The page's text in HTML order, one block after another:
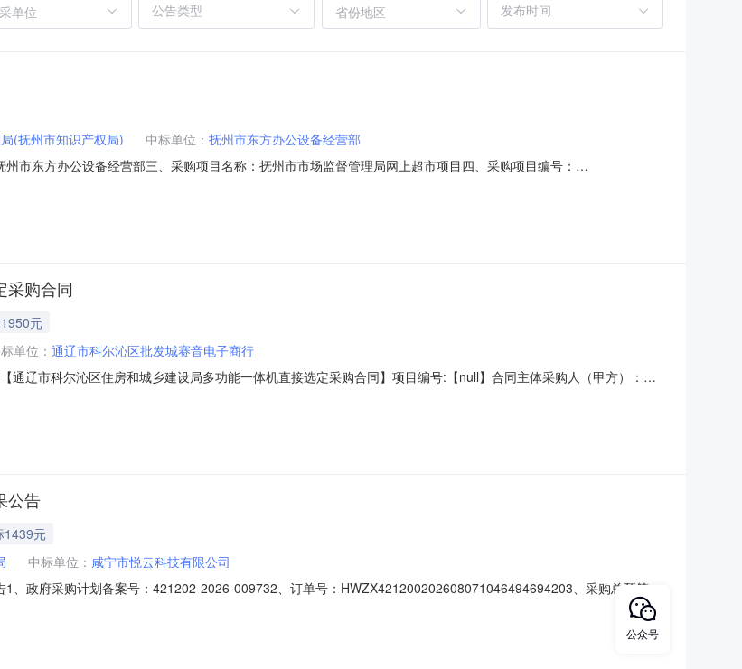
单位 省份地区
(抚州市知识产权局) 中标单位： 抚州市东方办公设备经营部
市东方办公设备经营部三、采购项目名称：抚州市市场监督管理局网上超市项目四、采购项目编号：
打印/复印/扫描一体机）联想/lenovoM7605D台1.0015001500服务要求或标
采购合同
元
单位： 通辽市科尔沁区批发城赛音电子商行
辽市科尔沁区住房和城乡建设局多功能一体机直接选定采购合同】项目编号:【null】合同主体采购人（甲方）：
息：主要标的名称：A4黑白激光一体机M7155DN规格型号（或服务要求）：参数:打印类型:黑白激光;最大打印幅面:
公告
1439元
中标单位： 咸宁市悦云科技有限公司
、政府采购计划备案号：421202-2026-009732、订单号：HWZX421200202608071046494694203、采购总预算金
：咸宁市咸安区农业农村局6、联系人：王钢7、联系电话：135455784418、成交供应商：咸宁市悦云科技有限公司
交内容：序号商品名称品目品牌型号数量单价小计1多功能一
公众号